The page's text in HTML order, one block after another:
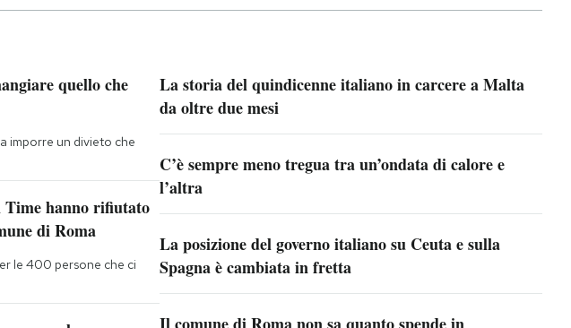
quello che
imporre un divieto che
hanno rifiutato
di Roma
le 400 persone che ci
La storia del quindicenne italiano in carcere a Malta
da oltre due mesi
C’è sempre meno tregua tra un’ondata di calore e
l’altra
La posizione del governo italiano su Ceuta e sulla
Spagna è cambiata in fretta